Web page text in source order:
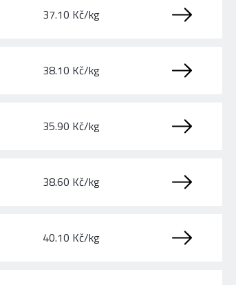
37.10 Kč/kg
38.10 Kč/kg
35.90 Kč/kg
38.60 Kč/kg
40.10 Kč/kg